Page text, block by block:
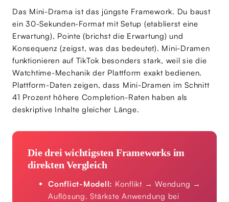
Das Mini-Drama ist das jüngste Framework. Du baust
ein 30-Sekunden-Format mit Setup (etablierst eine
Erwartung), Pointe (brichst die Erwartung) und
Konsequenz (zeigst, was das bedeutet). Mini-Dramen
funktionieren auf TikTok besonders stark, weil sie die
Watchtime-Mechanik der Plattform exakt bedienen.
Plattform-Daten zeigen, dass Mini-Dramen im Schnitt
41 Prozent höhere Completion-Raten haben als
deskriptive Inhalte gleicher Länge.
Die drei wichtigsten Frameworks im
direkten Vergleich
Conflict-Modell: Konflikt → Wendung →
Auflösung. Stärkste Anwendung bei